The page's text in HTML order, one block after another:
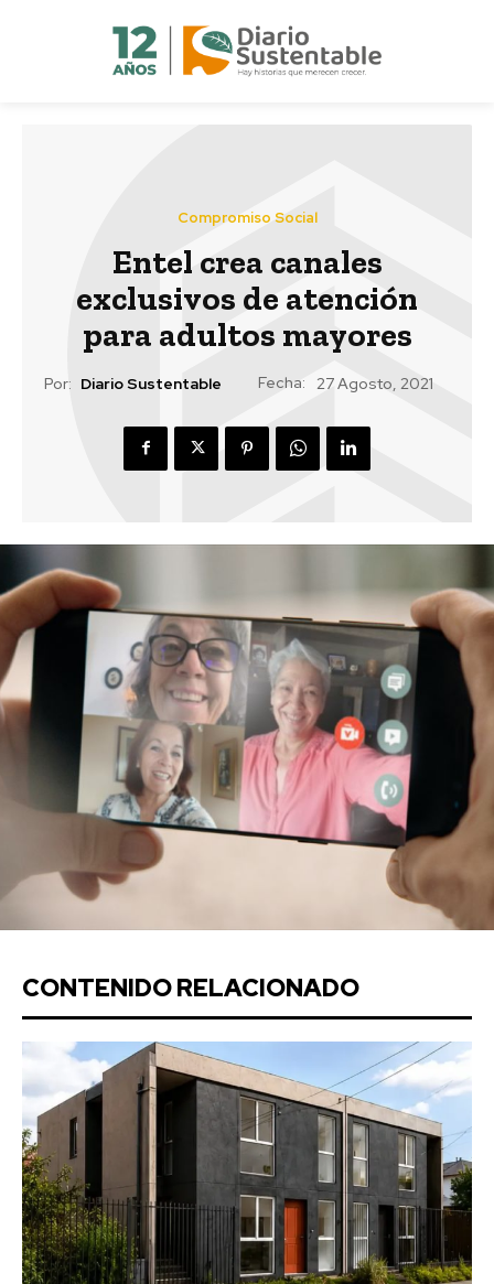
Compromiso Social
Entel crea canales
exclusivos de atención
para adultos mayores
Por: Diario Sustentable Fecha: 27 Agosto, 2021
CONTENIDO RELACIONADO